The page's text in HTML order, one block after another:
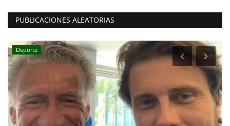
PUBLICACIONES ALEATORIAS
Deporte